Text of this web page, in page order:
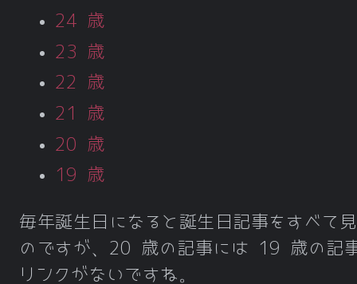
24 歳
23 歳
22 歳
21 歳
20 歳
19 歳
毎年誕生日になると誕生日記事をすべて
のですが、20 歳の記事には 19 歳の記
リンクがないですね。